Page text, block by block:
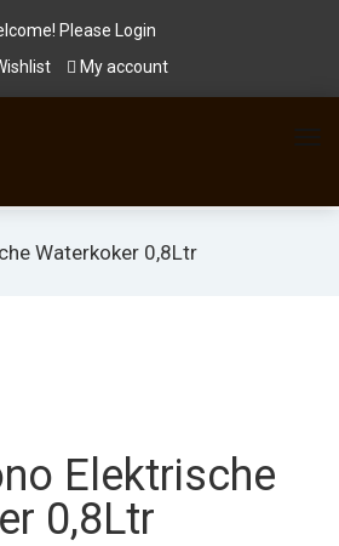
Please
Login
My account
Waterkoker 0,8Ltr
Elektrische
0,8Ltr